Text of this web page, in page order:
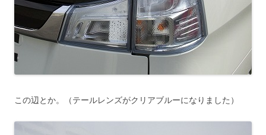
この辺とか。（テールレンズがクリアブルーになりました）